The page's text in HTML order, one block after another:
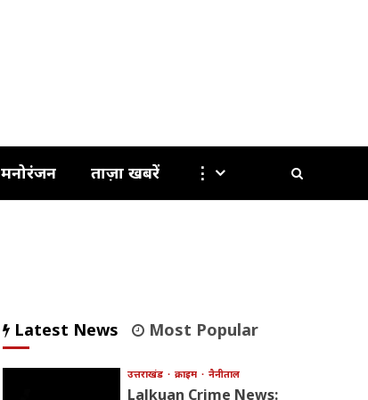
मनोरंजन ताज़ा खबरें ⋮
Latest News Most Popular
उत्तराखंड क्राइम नैनीताल
Lalkuan Crime News: